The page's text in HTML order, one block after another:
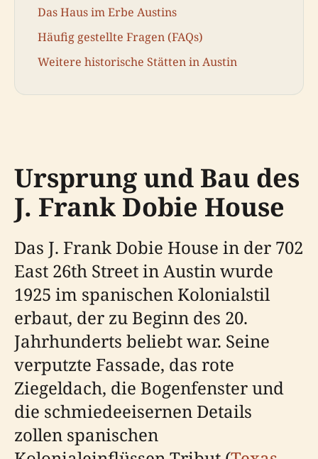
Das Haus im Erbe Austins
Häufig gestellte Fragen (FAQs)
Weitere historische Stätten in Austin
Ursprung und Bau des
J. Frank Dobie House
Das J. Frank Dobie House in der 702
East 26th Street in Austin wurde
1925 im spanischen Kolonialstil
erbaut, der zu Beginn des 20.
Jahrhunderts beliebt war. Seine
verputzte Fassade, das rote
Ziegeldach, die Bogenfenster und
die schmiedeeisernen Details
zollen spanischen